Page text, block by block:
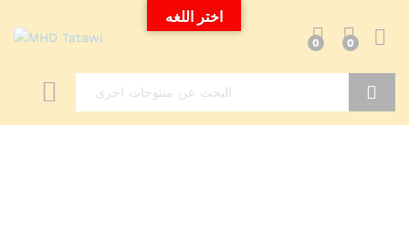
0 0
اختر اللغه